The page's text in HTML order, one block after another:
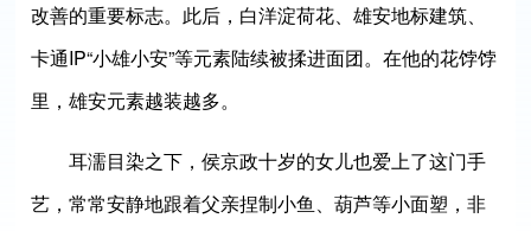
改善的重要标志。此后，白洋淀荷花、雄安地标建筑、
卡通IP“小雄小安”等元素陆续被揉进面团。在他的花饽饽
里，雄安元素越装越多。
耳濡目染之下，侯京政十岁的女儿也爱上了这门手
艺，常常安静地跟着父亲捏制小鱼、葫芦等小面塑，非